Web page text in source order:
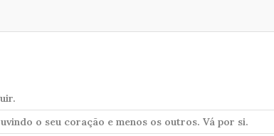
o seu coração e menos os outros. Vá por si.